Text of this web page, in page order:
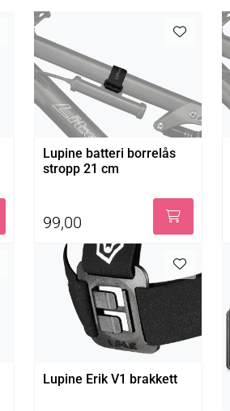
Lupine batteri borrelås
stropp 21 cm
99,00
Lupine Erik V1 brakkett